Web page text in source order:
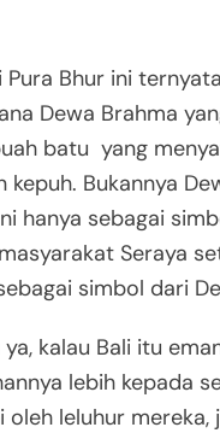
Pura Bhur ini
Dewa Brahma
batu yang
kepuh. Bukannya
hanya sebagai
Seraya
simbol dari
kalau Bali itu
lebih kepada
oleh leluhur mereka,